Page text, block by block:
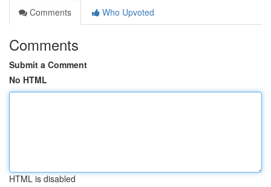
Comments
Who Upvoted
Comments
Submit a Comment
No HTML
HTML is disabled